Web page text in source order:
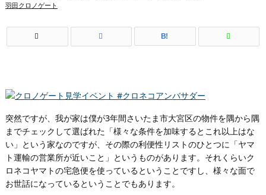
羽田クロノゲート
B!
突然ですが、我が家は僕が3年間さいたま市大宮区の物件を隅から隅
までチェックして選ばれた「様々な条件を加味するとこれ以上はな
い」という家なのですが、その際の利便性リストのひとつに「ヤマ
ト運輸の営業所が近いこと」というものがあります。それくらいク
ロネコヤマトの宅急便を使っているということですし、様々な面で
お世話になっているということでもあります。